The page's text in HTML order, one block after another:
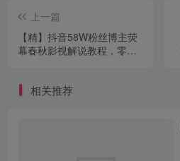
上一篇
【精】抖音58W粉丝博主荧
幕春秋影视解说教程，零基
相关推荐